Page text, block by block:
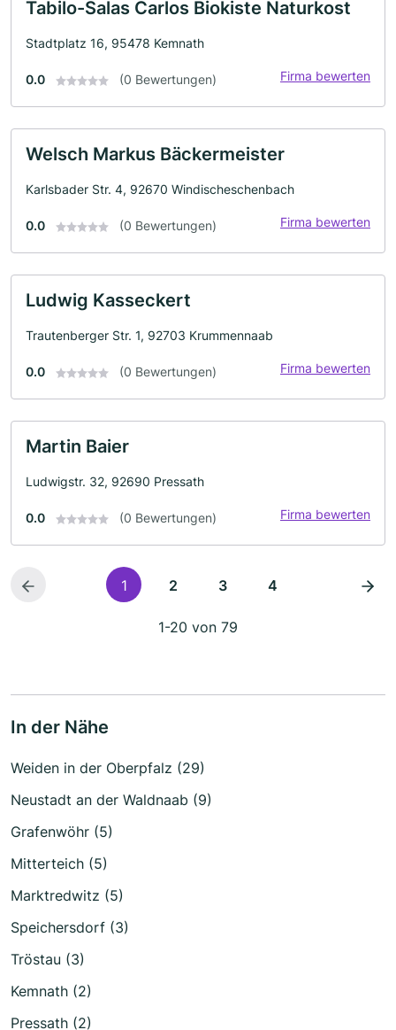
Tabilo-Salas Carlos Biokiste Naturkost
Stadtplatz 16, 95478 Kemnath
0.0 (0 Bewertungen) Firma bewerten
Welsch Markus Bäckermeister
Karlsbader Str. 4, 92670 Windischeschenbach
0.0 (0 Bewertungen) Firma bewerten
Ludwig Kasseckert
Trautenberger Str. 1, 92703 Krummennaab
0.0 (0 Bewertungen) Firma bewerten
Martin Baier
Ludwigstr. 32, 92690 Pressath
0.0 (0 Bewertungen) Firma bewerten
1 2 3 4
1-20 von 79
In der Nähe
Weiden in der Oberpfalz (29)
Neustadt an der Waldnaab (9)
Grafenwöhr (5)
Mitterteich (5)
Marktredwitz (5)
Speichersdorf (3)
Tröstau (3)
Kemnath (2)
Pressath (2)